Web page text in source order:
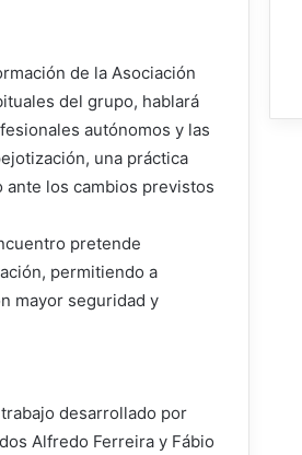
de la Asociación
del grupo, hablará
autónomos y las
una práctica
los cambios previstos
pretende
permitiendo a
mayor seguridad y
desarrollado por
Alfredo Ferreira y Fábio